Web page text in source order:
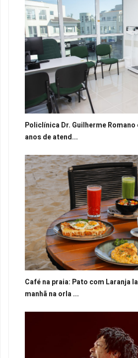
Policlínica Dr. Guilherme
anos de atend...
Café na praia: Pato com Laranja
manhã na orla ...